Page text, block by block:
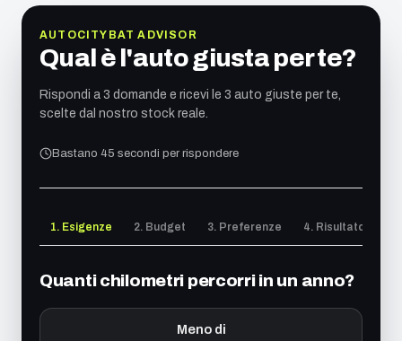
AUTOCITYBAT ADVISOR
Qual è l'auto giusta per te?
Rispondi a 3 domande e ricevi le 3 auto giuste per te,
scelte dal nostro stock reale.
Bastano 45 secondi per rispondere
1. Esigenze 2. Budget 3. Preferenze 4. Risultato
Quanti chilometri percorri in un anno?
Meno di